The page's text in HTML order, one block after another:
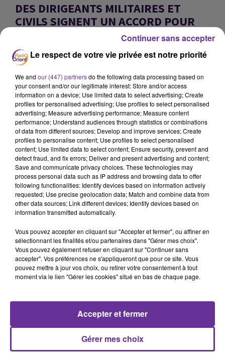
DES DIRIGEANTS MILITAIRES ET
CIVILS SIGNENT UN ACCORD POUR
METTRE FIN À LA CRISE POLITIQUE
AU SOUDAN. UNE CRISE QUI SÉVIT
DANS LE PAYS DEPUIS LE COUP
D’ÉTAT IL Y A UN PEU PLUS D’UN AN.
LA CONTESTATION SE POURSUIT EN
IRAN À VIA UN APPEL À LA GRÈVE
GÉNÉRALE MALGRÉ L’ANNONCE DE
LA SUPPRESSION DE LA POLICE DES
MŒURS. CETTE POLICE QUI A
ARRÊTÉ MAHSA AMINI À TÉHÉRAN
POUR UN VOILE JUGÉ MAL PORTÉ.
CETTE JEUNE FEMME DÉCÉDÉE EN
DÉTENTION.
LA GRANDE MÉDAILLE DE LA
FRANCOPHONIE REMISE JEUDI
DERNIER AU JOURNAL LIBANAIS,
L’ORIENT-LE JOUR. CE PRIX EST
REMIS CHAQUE ANNÉE PAR
L’ACADÉMIE FRANÇAISE DEPUIS
1986. C’EST LA PREMIÈRE FOIS
QU’UN MÉDIA FRANCOPHONE EST
RÉCOMPENSÉ. DANS VOTRE
JOURNAL, LE CO RÉDACTEUR EN
CHEF DE L’ORIENT LE JOUR
Le respect de votre vie privée est notre priorité
We and our (447) partnersdo the following data processing based on
your consent and/or our legitimate interest: Store and/or access
information on a device; Use limited data to select advertising; Create
profiles for personalised advertising; Use profiles to select personalised
advertising; Measure advertising performance; Measure content
performance; Understand audiences through statistics or combinations
of data from different sources; Develop and improve services; Create
profiles to personalise content; Use profiles to select personalised
content; Use limited data to select content; Ensure security, prevent and
detect fraud, and fix errors; Deliver and present advertising and content;
Save and communicate privacy choices. These technologies may
process personal data such as IP address and browsing data to offer
following functionalities: Identify devices based on information actively
requested; Use precise geolocation data; Match and combine data from
other data sources; Link different devices; Identify devices based on
information transmitted automatically.
Vous pouvez accepter en cliquant sur "Accepter et fermer", ou affiner en
sélectionnant les finalités et/ou partenaires dans "Gérer mes choix".
Vous pouvez également refuser en cliquant sur "Continuer sans
accepter". Vos préférences ne s'appliqueront que pour ce site. Vous
pouvez mettre à jour vos choix, ou retirer votre consentement à tout
moment via le lien "Gérer les cookies" situé en bas de chaque page.
Gérer mes choix
Accepter et fermer
Continuer sans accepter